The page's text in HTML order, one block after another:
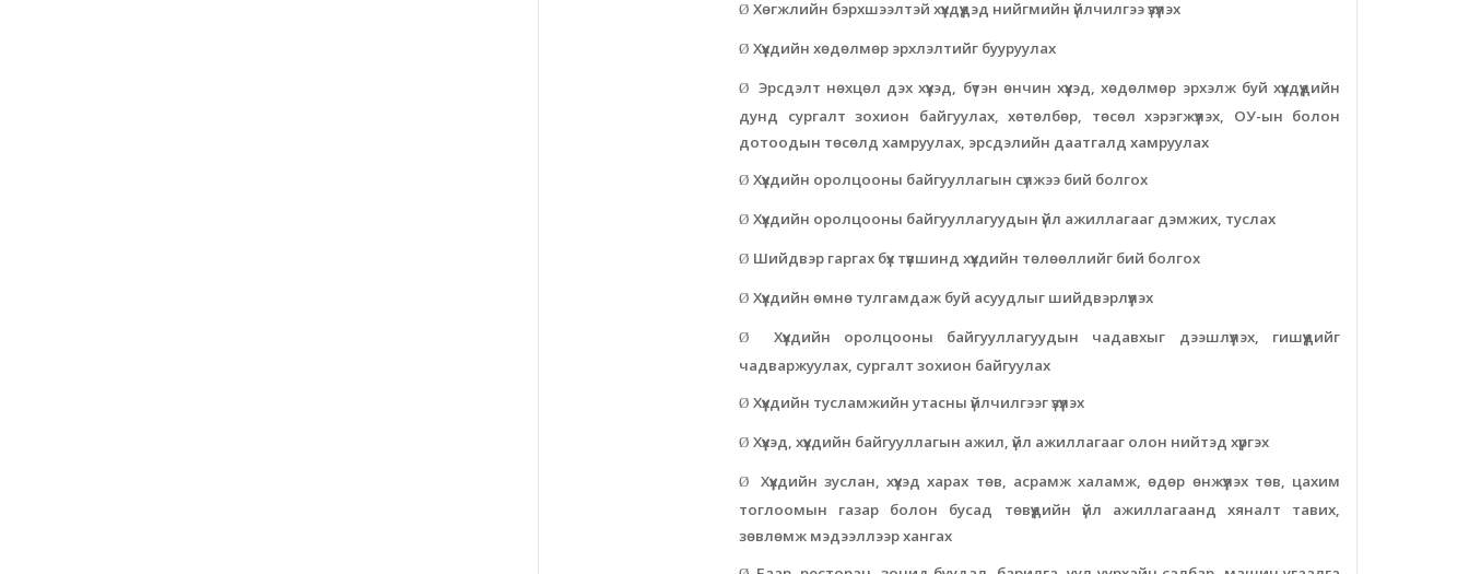
Ø Хөгжлийн бэрхшээлтэй хүүхдүүдэд нийгмийн үйлчилгээ үзүүлэх
Ø Хүүхдийн хөдөлмөр эрхлэлтийг бууруулах
Ø Эрсдэлт нөхцөл дэх хүүхэд, бүтэн өнчин хүүхэд, хөдөлмөр эрхэлж буй хүүхдүүдийн
дунд сургалт зохион байгуулах, хөтөлбөр, төсөл хэрэгжүүлэх, ОУ-ын болон
дотоодын төсөлд хамруулах, эрсдэлийн даатгалд хамруулах
Ø Хүүхдийн оролцооны байгууллагын сүлжээ бий болгох
Ø Хүүхдийн оролцооны байгууллагуудын үйл ажиллагааг дэмжих, туслах
Ø Шийдвэр гаргах бүх түвшинд хүүхдийн төлөөллийг бий болгох
Ø Хүүхдийн өмнө тулгамдаж буй асуудлыг шийдвэрлүүлэх
Ø
Хүүхдийн оролцооны байгууллагуудын чадавхыг дээшлүүлэх, гишүүдийг
чадваржуулах, сургалт зохион байгуулах
Ø Хүүхдийн тусламжийн утасны үйлчилгээг үзүүлэх
Ø Хүүхэд, хүүхдийн байгууллагын ажил, үйл ажиллагааг олон нийтэд хүргэх
Ø
Хүүхдийн зуслан, хүүхэд харах төв, асрамж халамж, өдөр өнжүүлэх төв, цахим
тоглоомын газар болон бусад төвүүдийн үйл ажиллагаанд хяналт тавих,
зөвлөмж мэдээллээр хангах